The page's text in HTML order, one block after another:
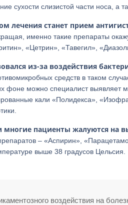
сухости слизистой части носа, а
лечения станет прием
именно такие препараты
«Цетрин», «Тавегил»,
из-за воздействия
средств в таком
фоне можно специалист выявляет
кали «Полидекса»,
многие пациенты жалуются на
– «Аспирин»,
выше 38 градусов Цельсия.
воздействия на